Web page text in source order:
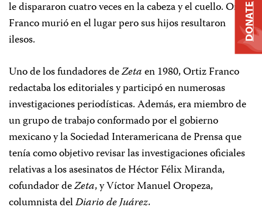
le dispararon cuatro veces en la cabeza y el cuello. Ortiz
Franco murió en el lugar pero sus hijos resultaron
ilesos.
Uno de los fundadores deZetaen 1980, Ortiz Franco
redactaba los editoriales y participó en numerosas
investigaciones periodísticas. Además, era miembro de
un grupo de trabajo conformado por el gobierno
mexicano y la Sociedad Interamericana de Prensa que
tenía como objetivo revisar las investigaciones oficiales
relativas a los asesinatos de Héctor Félix Miranda,
cofundador deZeta, y Víctor Manuel Oropeza,
columnista delDiario de Juárez.
DONATE